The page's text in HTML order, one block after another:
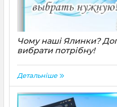
Чому наші Ялинки?
вибрати потрібну!
Якщо клієнт
ялинку, зверніть його
голок
Детальніше